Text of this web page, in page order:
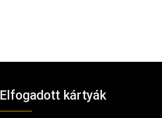
Elfogadott kártyák